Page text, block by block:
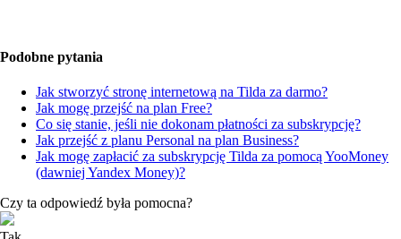
Podobne pytania
Jak stworzyć stronę internetową na Tilda za darmo?
Jak mogę przejść na plan Free?
Co się stanie, jeśli nie dokonam płatności za subskrypcję?
Jak przejść z planu Personal na plan Business?
Jak mogę zapłacić za subskrypcję Tilda za pomocą YooMoney
(dawniej Yandex Money)?
Czy ta odpowiedź była pomocna?